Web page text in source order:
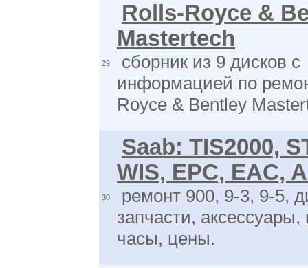
29
Rolls-Royce &
Mastertech
сборник из 9 дисков с
информацией по
Royce & Bentley
30
Saab: TIS2000,
WIS, EPC, EAC,
ремонт 900, 9-3, 9-5,
запчасти,
часы, цены.